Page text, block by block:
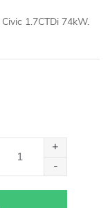
1.7CTDi 74kW.